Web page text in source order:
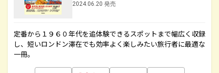
2024.06.20 発売
定番から１９６０年代を追体験できるスポットまで幅広く収録
し、短いロンドン滞在でも効率よく楽しみたい旅行者に最適な
一冊。